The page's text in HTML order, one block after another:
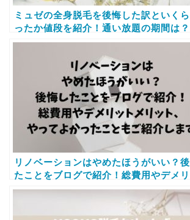
ミュゼの全身脱毛を後悔した訳といく
ったか値段を紹介！通い放題の期間は
の施術時間や通う間隔に効果口コミも
リノベーションはやめたほうがいい？
たことをブログで紹介！総費用やデメリ
メリット、やってよかったこともご紹